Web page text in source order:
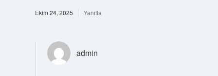
Ekim 24, 2025 Yanıtla
admin